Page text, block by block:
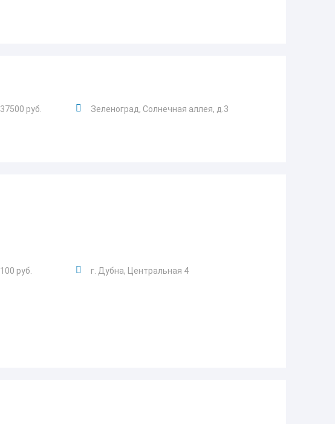
37500 руб. Зеленоград, Солнечная аллея, д.3
100 руб. г. Дубна, Центральная 4